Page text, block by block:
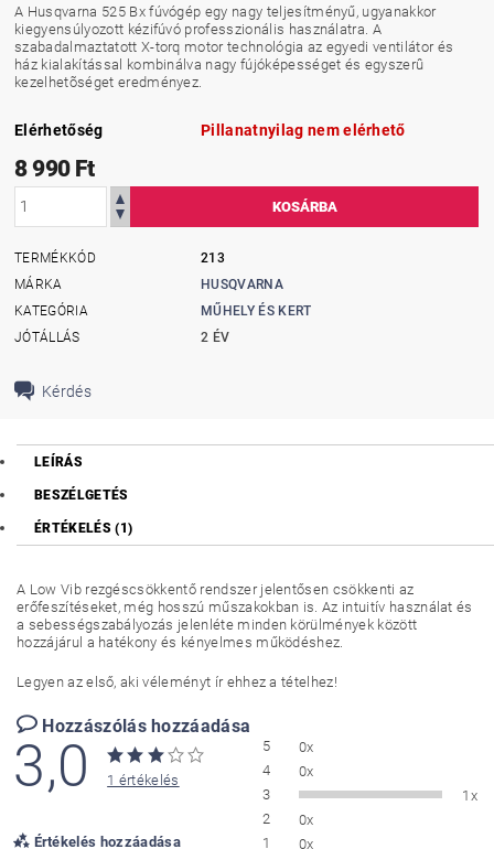
A Husqvarna 525 Bx fúvógép egy nagy teljesítményű, ugyanakkor
kiegyensúlyozott kézifúvó professzionális használatra. A
szabadalmaztatott X-torq motor technológia az egyedi ventilátor és
ház kialakítással kombinálva nagy fújóképességet és egyszerû
kezelhetõséget eredményez.
Elérhetőség Pillanatnyilag nem elérhető
8 990 Ft
TERMÉKKÓD
213
MÁRKA
HUSQVARNA
KATEGÓRIA
MŰHELY ÉS KERT
JÓTÁLLÁS
2 ÉV
Kérdés
LEÍRÁS
BESZÉLGETÉS
ÉRTÉKELÉS (1)
A Low Vib rezgéscsökkentő rendszer jelentősen csökkenti az
erőfeszítéseket, még hosszú műszakokban is. Az intuitív használat és
a sebességszabályozás jelenléte minden körülmények között
hozzájárul a hatékony és kényelmes működéshez.
Legyen az első, aki véleményt ír ehhez a tételhez!
Hozzászólás hozzáadása
3,0 1 értékelés
Értékelés hozzáadása
5
0x
4
0x
3
1x
2
0x
1
0x